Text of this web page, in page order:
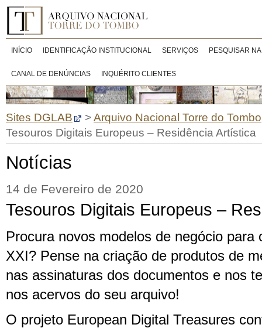
INÍCIO IDENTIFICAÇÃO INSTITUCIONAL SERVIÇOS PESQUISAR
CANAL DE DENÚNCIAS INQUÉRITO CLIENTES
Sites DGLAB >Arquivo Nacional Torre do Tombo
Tesouros Digitais Europeus – Residência Artística
Notícias
14 de Fevereiro de 2020
Tesouros Digitais Europeus –
Procura novos modelos de negócio para
XXI? Pense na criação de produtos de
nas assinaturas dos documentos e nos
nos acervos do seu arquivo!
O projeto European Digital Treasures